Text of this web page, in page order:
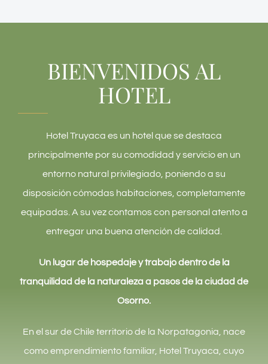
BIENVENIDOS AL
HOTEL
Hotel Truyaca es un hotel que se destaca
principalmente por su comodidad y servicio en un
entorno natural privilegiado, poniendo a su
disposición cómodas habitaciones, completamente
equipadas. A su vez contamos con personal atento a
entregar una buena atención de calidad.
Un lugar de hospedaje y trabajo dentro de la
tranquilidad de la naturaleza a pasos de la ciudad de
Osorno.
En el sur de Chile territorio de la Norpatagonia, nace
como emprendimiento familiar, Hotel Truyaca, cuyo